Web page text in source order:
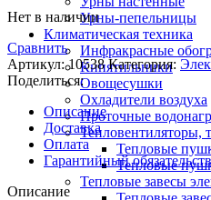
Урны-пепельницы
Климатическая техника
Инфракрасные
Кипятильники
Овощесушки
Охладители воздуха
Проточные
Тепловентиляторы,
Тепловые
Тепловые
Тепловые завесы
Нет в наличии
Сравнить
Артикул:10538Категория:
Поделиться:
Описание
Доставка
Оплата
Гарантийный
Описание